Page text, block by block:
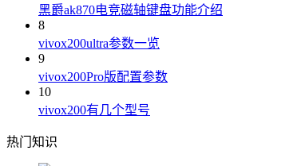
黑爵ak870电竞磁轴键盘功能介绍
8
vivox200ultra参数一览
9
vivox200Pro版配置参数
10
vivox200有几个型号
热门知识